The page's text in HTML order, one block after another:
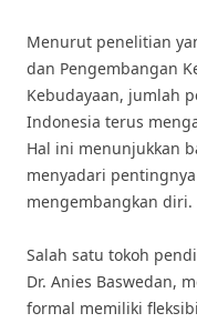
Menurut penelitian
dan Pengembangan
Kebudayaan, jumlah
Indonesia terus
Hal ini menunjukkan
menyadari
mengembangkan diri.
Salah satu tokoh
Dr. Anies Baswedan,
formal memiliki